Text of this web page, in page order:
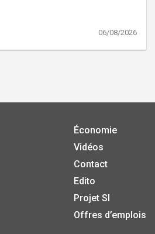
06/08/2026
Économie
Vidéos
Contact
Edito
Projet SI
Offres d’emplois